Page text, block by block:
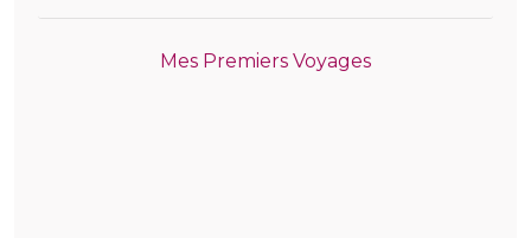
Mes Premiers Voyages